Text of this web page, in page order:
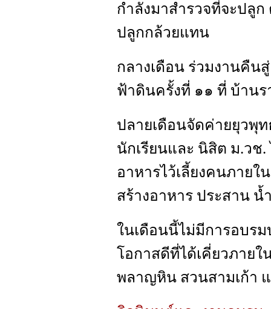
กำลังมาสำรวจที่จะปลู
ปลูกกล้วยแทน
กลางเดือน ร่วมงานคืน
ฟ้าดินครั้งที่ ๑๑ ที่ บ้านร
ปลายเดือนจัดค่ายยุวพุ
นักเรียนและ นิสิต ม.วช.
อาหารไว้เลี้ยงคนภาย
สร้างอาหาร ประสาน
ในเดือนนี้ไม่มีการอบร
โอกาสดีที่ได้เคี่ยวภาย
พลาญหิน สวนสามเก้า